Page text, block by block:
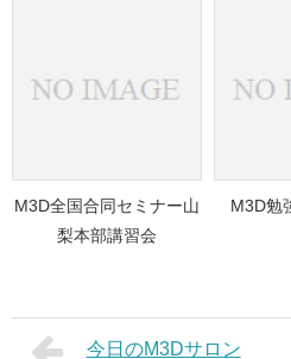
M3D全国合同セミナー山
梨本部講習会
M3D勉
今日のM3Dサロン